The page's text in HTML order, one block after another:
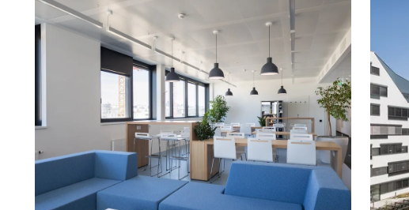
Gemeinschaftsgarten im ersten Obergeschoss, der Erholung
Stadt ermöglicht. Der Standort zeichnet sich außerdem durch
hervorragende Anbindung an das öffentliche Verkehrsnetz in
Verkehrsknotenpunkt Praterstern bietet Zugang zu den U-
U2 sowie zum Schnellbahn-Bahnhof Praterstern. Ein
die schnelle Verbindung zum Flughafen Wien-Schwechat: Mit
Train (CAT) erreicht man den Flughafen bereits nach einer
in Wien Mitte Landstraße. Es stehen eine hauseigene
Besucherparkplatz zur Verfügung. Die Büroflächen im Vienna
Rahmen eines langfristigen Untermietverhältnisses vermietet.